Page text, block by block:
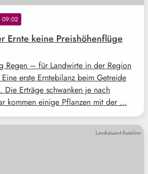
09:02
Ernte keine Preishöhenflüge
Regen – für Landwirte in der Region
erste Erntebilanz beim Getreide
Die Erträge schwanken je nach
kommen einige Pflanzen mit der …
Landratsamt Rottal-Inn